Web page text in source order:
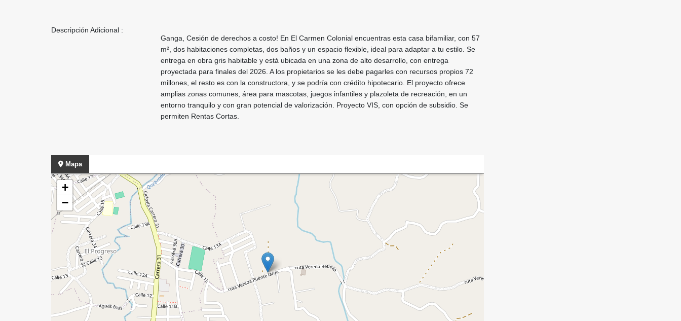
Descripción Adicional :
Ganga, Cesión de derechos a costo! En El Carmen Colonial encuentras esta casa bifamiliar, con 57
m², dos habitaciones completas, dos baños y un espacio flexible, ideal para adaptar a tu estilo. Se
entrega en obra gris habitable y está ubicada en una zona de alto desarrollo, con entrega
proyectada para finales del 2026. A los propietarios se les debe pagarles con recursos propios 72
millones, el resto es con la constructora, y se podría con crédito hipotecario. El proyecto ofrece
amplias zonas comunes, área para mascotas, juegos infantiles y plazoleta de recreación, en un
entorno tranquilo y con gran potencial de valorización. Proyecto VIS, con opción de subsidio. Se
permiten Rentas Cortas.
Mapa
+
−